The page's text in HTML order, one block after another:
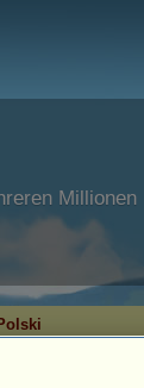
Millionen